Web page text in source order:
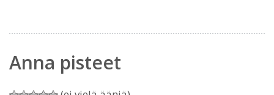
Anna pisteet